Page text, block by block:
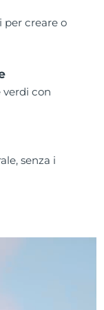
per creare o
con
senza i
stimata8/10/26
stimata8/18/26
stimata8/10/26
stimata